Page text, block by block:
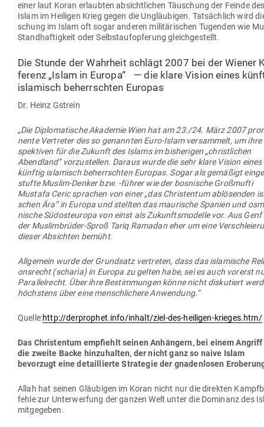
einer laut Koran erlaubten absicht­lichen Täu­schung der Feinde
Islam im Hei­ligen Krieg gegen die Ungläu­bigen. Tat­sächlich wird
schung im Islam oft sogar anderen mili­tä­ri­schen Tugenden wie
Stand­haf­tigkeit oder Selbst­auf­op­ferung gleichgestellt.
Die Stunde der Wahrheit schlägt 2007 bei der Wiener
ferenz „Islam in Europa“ — die klare Vision eines
isla­misch beherrschten Europas
Dr. Heinz Gstrein
„Die Diplo­ma­tische Aka­demie Wien hat am 23./24. März 2007
nente Ver­treter des so genannten Euro-Islam ver­sammelt, um
spek­tiven für die Zukunft des Islams im bis­he­rigen „christ­lichen
Abendland“ vor­zu­stellen. Daraus wurde die sehr klare Vision eines
künftig isla­misch beherrschten Europas. Sogar als gemäßigt
stufte Muslim-Denker bzw. ‑führer wie der bos­nische Groß­mufti
Mustafa Ceric sprachen von einer „das Chris­tentum ablö­senden
schen Ära“ in Europa und stellten das mau­rische Spanien und
nische Süd­ost­europa von einst als Zukunfts­mo­delle vor. Aus Genf
der Mus­lim­brüder-Sproß Tariq Ramadan eher um eine
dieser Absichten bemüht.
All­gemein wurde der Grundsatz ver­treten, dass das isla­mische
ons­recht (scharia) in Europa zu gelten habe, sei es auch vorerst
Par­al­lel­recht. Über ihre Bestim­mungen könne nicht dis­ku­tiert
höchstens über eine mensch­li­chere Anwendung.“
Quelle:http://derprophet.info/inhalt/ziel-des-heiligen-krieges.htm/
Das Chris­tentum emp­fiehlt seinen Anhängern, bei einem Angriff
die zweite Backe hin­zu­halten, der nicht ganz so naive Islam
bevorzugt eine detail­lierte Stra­tegie der gna­den­losen
Allah hat seinen Gläu­bigen im Koran nicht nur die direkten
fehle zur Unter­werfung der ganzen Welt unter die Dominanz des
mitgegeben.